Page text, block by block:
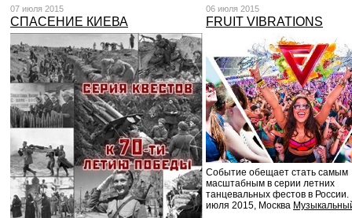
07 июля 2015
СПАСЕНИЕ КИЕВА
06 июля 2015
FRUIT VIBRATIONS
Событие обещает стать самым
масштабным в серии летних
танцевальных фестов в России.
июля 2015, Москва